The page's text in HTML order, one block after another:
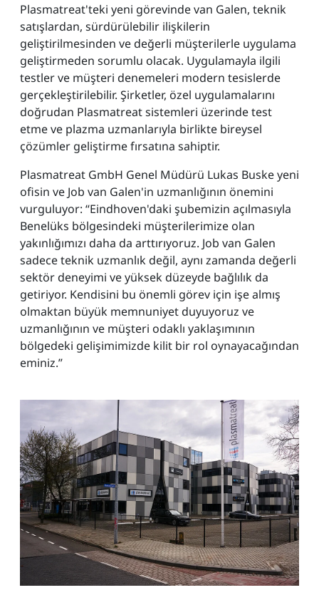
Plasmatreat'teki yeni görevinde van Galen, teknik
satışlardan, sürdürülebilir ilişkilerin
geliştirilmesinden ve değerli müşterilerle uygulama
geliştirmeden sorumlu olacak. Uygulamayla ilgili
testler ve müşteri denemeleri modern tesislerde
gerçekleştirilebilir. Şirketler, özel uygulamalarını
doğrudan Plasmatreat sistemleri üzerinde test
etme ve plazma uzmanlarıyla birlikte bireysel
çözümler geliştirme fırsatına sahiptir.
Plasmatreat GmbH Genel Müdürü Lukas Buske yeni
ofisin ve Job van Galen'in uzmanlığının önemini
vurguluyor: “Eindhoven'daki şubemizin açılmasıyla
Benelüks bölgesindeki müşterilerimize olan
yakınlığımızı daha da arttırıyoruz. Job van Galen
sadece teknik uzmanlık değil, aynı zamanda değerli
sektör deneyimi ve yüksek düzeyde bağlılık da
getiriyor. Kendisini bu önemli görev için işe almış
olmaktan büyük memnuniyet duyuyoruz ve
uzmanlığının ve müşteri odaklı yaklaşımının
bölgedeki gelişimimizde kilit bir rol oynayacağından
eminiz.”